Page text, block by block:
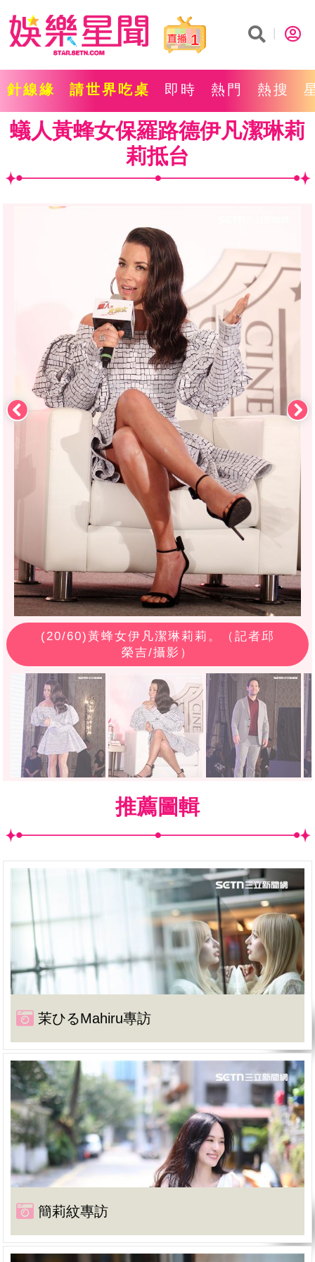
1
針線緣 請世界吃桌 即時 熱門 熱搜
蟻人黃蜂女保羅路德伊凡潔琳莉
莉抵台
(20/60)黃蜂女伊凡潔琳莉莉。（記者邱
榮吉/攝影）
推薦圖輯
茉ひるMahiru專訪
簡莉紋專訪